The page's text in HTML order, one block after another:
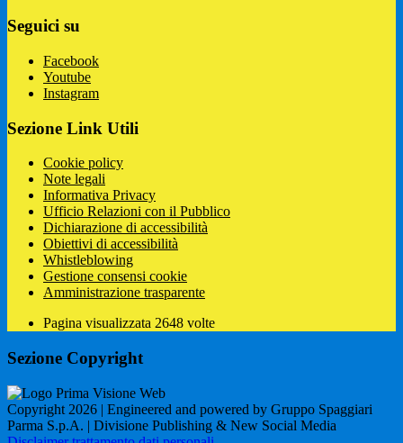
Seguici su
Facebook
Youtube
Instagram
Sezione Link Utili
Cookie policy
Note legali
Informativa Privacy
Ufficio Relazioni con il Pubblico
Dichiarazione di accessibilità
Obiettivi di accessibilità
Whistleblowing
Gestione consensi cookie
Amministrazione trasparente
Pagina visualizzata 2648 volte
Sezione Copyright
Copyright 2026 | Engineered and powered by Gruppo Spaggiari
Parma S.p.A. | Divisione Publishing & New Social Media